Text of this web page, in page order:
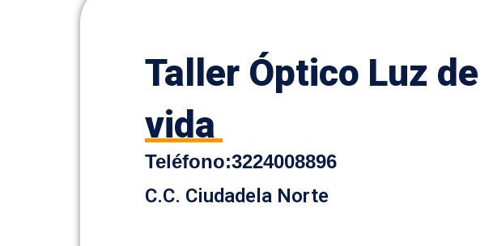
Taller Óptico Luz de
vida
Teléfono:3224008896
C.C. Ciudadela Norte